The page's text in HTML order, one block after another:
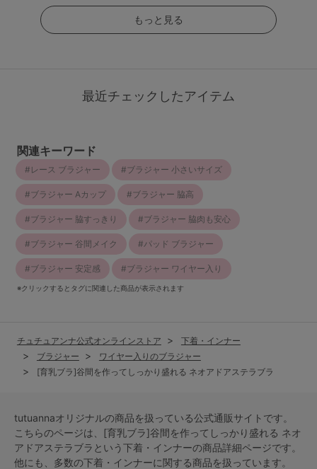
もっと見る
最近チェックしたアイテム
関連キーワード
レース ブラジャー ブラジャー 小さいサイズ
ブラジャー Aカップ ブラジャー 脇高
ブラジャー 脇すっきり ブラジャー 脇肉も安心
ブラジャー 谷間メイク パッド ブラジャー
ブラジャー 安定感 ブラジャー ワイヤー入り
※クリックするとタグに関連した商品が表示されます
チュチュアンナ公式オンラインストア
下着・インナー
ブラジャー
ワイヤー入りのブラジャー
[育乳ブラ]谷間を作ってしっかり盛れる ネオアドアステラブラ
tutuannaオリジナルの商品を扱っている公式通販サイトです。
こちらのページは、[育乳ブラ]谷間を作ってしっかり盛れる ネオ
アドアステラブラという下着・インナーの商品詳細ページです。
他にも、多数の下着・インナーに関する商品を扱っています。